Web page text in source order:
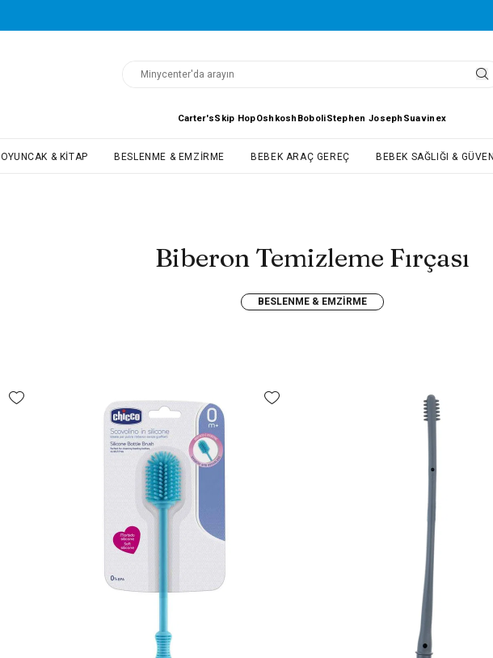
Carter'sSkip HopOshkosh BoboliStephen Joseph Suavinex
OYUNCAK & KITAP BESLENME & EMZIRME BEBEK ARAÇ GEREÇ BEBEK SAĞLIĞI &
Biberon Temizleme Fırçası
BESLENME & EMZIRME